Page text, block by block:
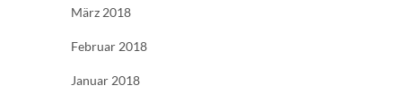
März 2018
Februar 2018
Januar 2018